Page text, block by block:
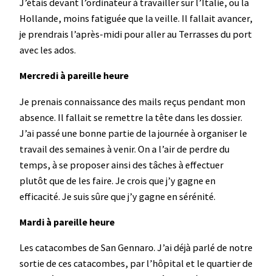
J’étais devant l’ordinateur à travailler sur l’Italie, ou la
Hollande, moins fatiguée que la veille. Il fallait avancer,
je prendrais l’après-midi pour aller au Terrasses du port
avec les ados.
Mercredi à pareille heure
Je prenais connaissance des mails reçus pendant mon
absence. Il fallait se remettre la tête dans les dossier.
J’ai passé une bonne partie de la journée à organiser le
travail des semaines à venir. On a l’air de perdre du
temps, à se proposer ainsi des tâches à effectuer
plutôt que de les faire. Je crois que j’y gagne en
efficacité. Je suis sûre que j’y gagne en sérénité.
Mardi à pareille heure
Les catacombes de San Gennaro. J’ai déjà parlé de notre
sortie de ces catacombes, par l’hôpital et le quartier de